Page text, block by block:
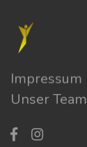
Impressum
Unser Team